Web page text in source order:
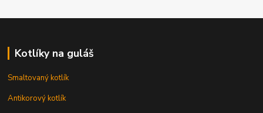
Kotlíky na guláš
Smaltovaný kotlík
Antikorový kotlík